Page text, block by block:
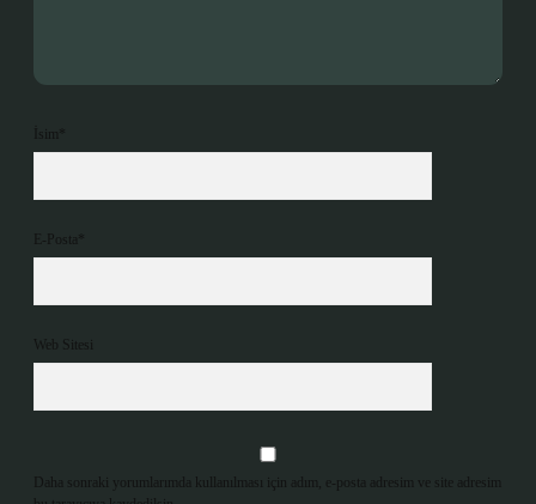
İsim*
E-Posta*
Web Sitesi
Daha sonraki yorumlarımda kullanılması için adım, e-posta adresim ve site adresim